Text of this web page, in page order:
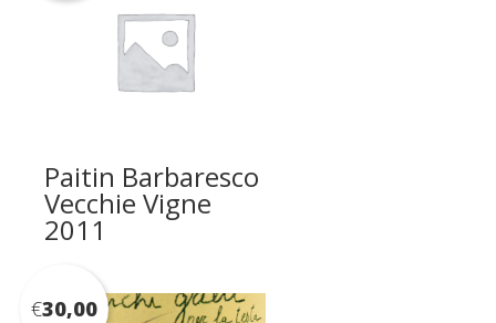
Paitin Barbaresco
Vecchie Vigne
2011
€30,00